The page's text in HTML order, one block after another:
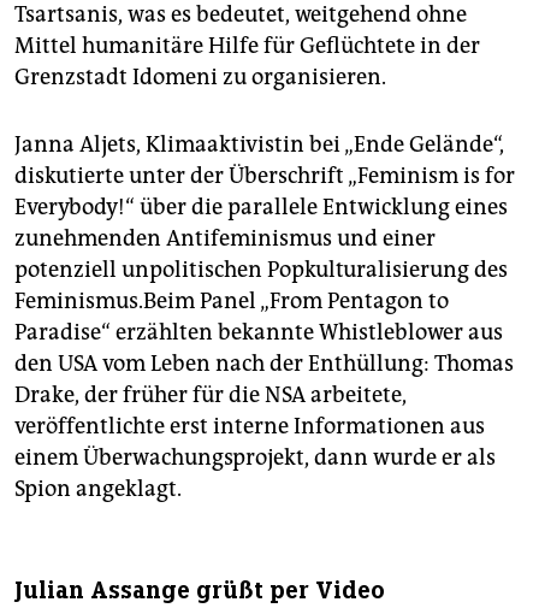
Tsartsanis, was es bedeutet, weitgehend ohne
Mittel humanitäre Hilfe für Geflüchtete in der
Grenzstadt Idomeni zu organisieren.
Janna Aljets, Klimaaktivistin bei „Ende Gelände“,
diskutierte unter der Überschrift „Feminism is for
Everybody!“ über die parallele Entwicklung eines
zunehmenden Antifeminismus und einer
potenziell unpolitischen Popkulturalisierung des
Feminismus.Beim Panel „From Pentagon to
Paradise“ erzählten bekannte Whistleblower aus
den USA vom Leben nach der Enthüllung: Thomas
Drake, der früher für die NSA arbeitete,
veröffentlichte erst interne Informationen aus
einem Überwachungsprojekt, dann wurde er als
Spion angeklagt.
Julian Assange grüßt per Video